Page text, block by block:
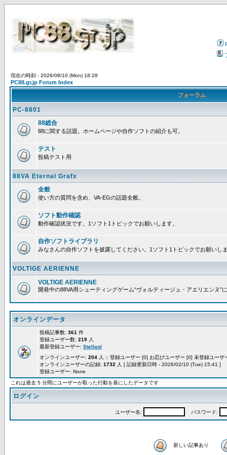
現在の時刻 - 2026/08/10 (Mon) 18:28
PC88.gr.jp Forum Index
フォーラム
PC-8801
88総合
88に関する話題。ホームページや自作ソフトの紹介も可。
テスト
投稿テスト用
88VA Eternal Grafx
全般
使い方の質問を含め、VA-EGの話題全般。
ソフト動作確認
動作確認状況です。1ソフト1トピックでお願いします。
自作ソフトライブラリ
みなさんの自作ソフトを披露してください。1ソフト1トピックでお願いし
VOLTIGE AERIENNE
VOLTIGE AERIENNE
開発中の88VA用シューティングゲーム“ヴォルティージュ・アエリエンヌ”
オンラインデータ
投稿記事数: 361 件
登録ユーザー数: 219 人
最新登録ユーザー: Stellaol
オンラインユーザー: 204 人 :: 登録ユーザー [0] お忍びユーザー [0] 未登録ユー
オンラインユーザーの記録: 1732 人 [ 記録更新日時 - 2026/02/10 (Tue) 15:41 ]
登録ユーザー: None
これは過去 5 分間にユーザーが取った行動を基にしたデータです
ログイン
ユーザー名: パスワード:
新しい記事あり